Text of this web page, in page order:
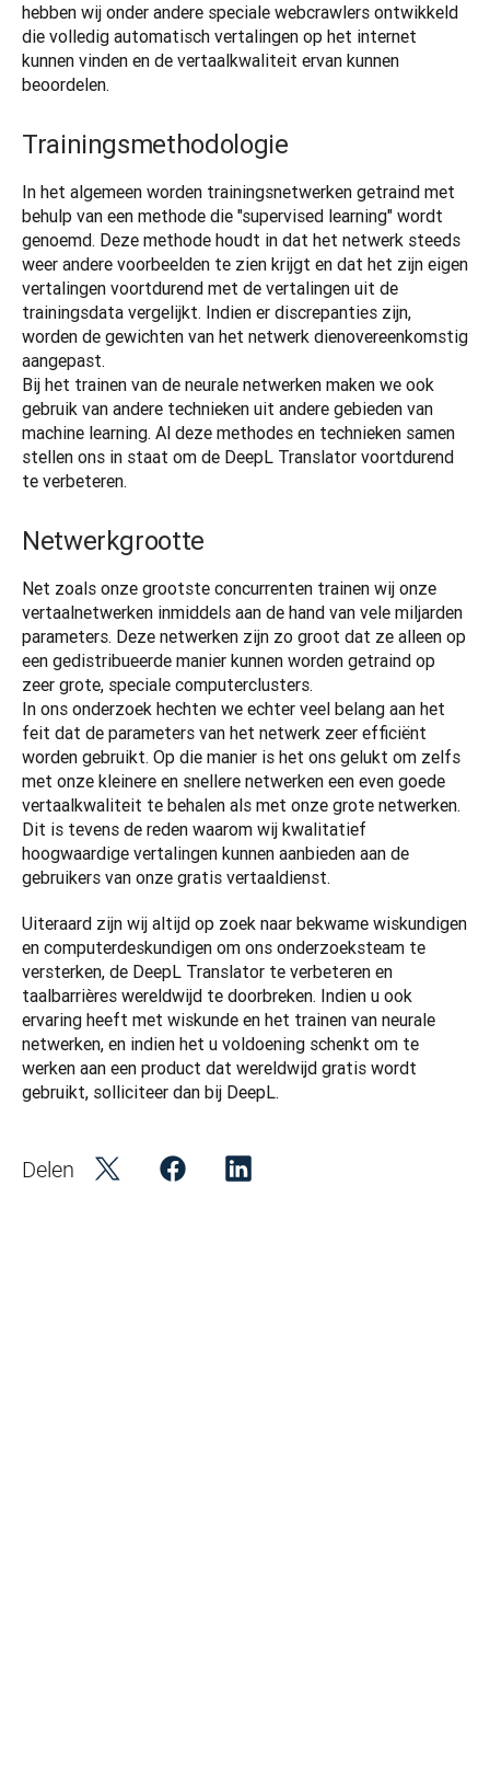
hebben wij onder andere speciale webcrawlers ontwikkeld
die volledig automatisch vertalingen op het internet
kunnen vinden en de vertaalkwaliteit ervan kunnen
beoordelen.
Trainingsmethodologie
In het algemeen worden trainingsnetwerken getraind met
behulp van een methode die "supervised learning" wordt
genoemd. Deze methode houdt in dat het netwerk steeds
weer andere voorbeelden te zien krijgt en dat het zijn eigen
vertalingen voortdurend met de vertalingen uit de
trainingsdata vergelijkt. Indien er discrepanties zijn,
worden de gewichten van het netwerk dienovereenkomstig
aangepast.
Bij het trainen van de neurale netwerken maken we ook
gebruik van andere technieken uit andere gebieden van
machine learning. Al deze methodes en technieken samen
stellen ons in staat om de DeepL Translator voortdurend
te verbeteren.
Netwerkgrootte
Net zoals onze grootste concurrenten trainen wij onze
vertaalnetwerken inmiddels aan de hand van vele miljarden
parameters. Deze netwerken zijn zo groot dat ze alleen op
een gedistribueerde manier kunnen worden getraind op
zeer grote, speciale computerclusters.
In ons onderzoek hechten we echter veel belang aan het
feit dat de parameters van het netwerk zeer efficiënt
worden gebruikt. Op die manier is het ons gelukt om zelfs
met onze kleinere en snellere netwerken een even goede
vertaalkwaliteit te behalen als met onze grote netwerken.
Dit is tevens de reden waarom wij kwalitatief
hoogwaardige vertalingen kunnen aanbieden aan de
gebruikers van onze gratis vertaaldienst.
Uiteraard zijn wij altijd op zoek naar bekwame wiskundigen
en computerdeskundigen om ons onderzoeksteam te
versterken, de DeepL Translator te verbeteren en
taalbarrières wereldwijd te doorbreken. Indien u ook
ervaring heeft met wiskunde en het trainen van neurale
netwerken, en indien het u voldoening schenkt om te
werken aan een product dat wereldwijd gratis wordt
gebruikt, solliciteer dan bij DeepL.
Delen